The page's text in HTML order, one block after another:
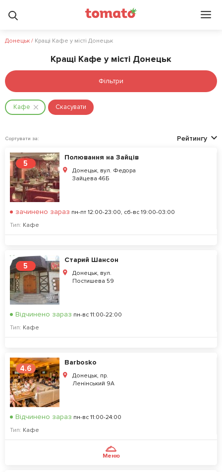
Донецьк / Кращі Кафе у місті Донецьк
Кращі Кафе у місті Донецьк
Фільтри
Кафе Скасувати
Сортувати за: Рейтингу
5
Полювання на Зайців
Донецьк, вул. Федора
Зайцева 46Б
зачинено зараз пн-пт 12:00-23:00, сб-вс 19:00-03:00
Тип: Кафе
5
Старий Шансон
Донецьк, вул.
Постишева 59
Відчинено зараз пн-вс 11:00-22:00
Тип: Кафе
4.6
Barbosko
Донецьк, пр.
Ленінський 9А
Відчинено зараз пн-вс 11:00-24:00
Тип: Кафе
Меню